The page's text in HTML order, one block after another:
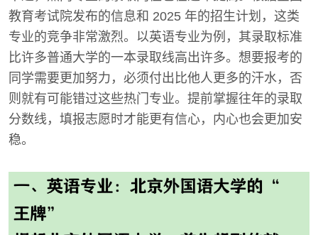
教育考试院发布的信息和 2025 年的招生计划，这类
专业的竞争非常激烈。以英语专业为例，其录取标准
比许多普通大学的一本录取线高出许多。想要报考的
同学需要更加努力，必须付出比他人更多的汗水，否
则就有可能错过这些热门专业。提前掌握往年的录取
分数线，填报志愿时才能更有信心，内心也会更加安
稳。